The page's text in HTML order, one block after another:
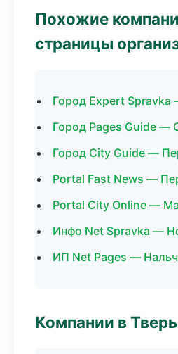
Похожие
страницы
Город Expert
Город Pages Guide —
Город City Guide —
Portal Fast News —
Portal City Online —
Инфо Net Spravka —
ИП Net Pages —
Компании в Тверь